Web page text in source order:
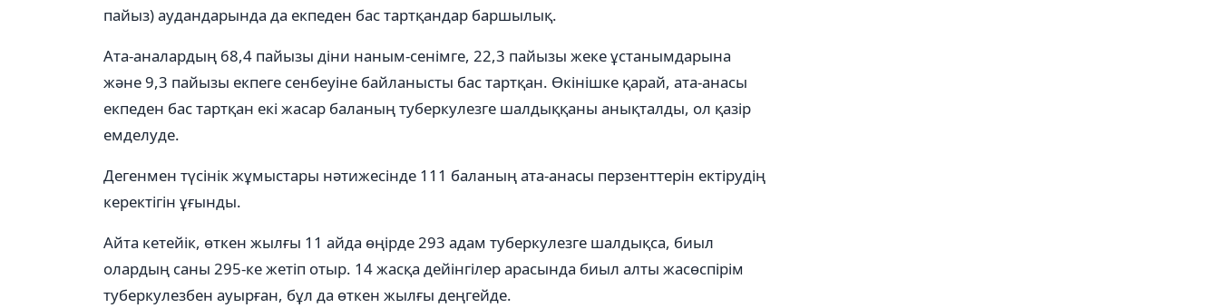
пайыз) аудандарында да екпеден бас тартқандар баршылық.
Ата-аналардың 68,4 пайызы діни наным-сенімге, 22,3 пайызы жеке ұстанымдарына
және 9,3 пайызы екпеге сенбеуіне байланысты бас тартқан. Өкінішке қарай, ата-анасы
екпеден бас тартқан екі жасар баланың туберкулезге шалдыққаны анықталды, ол қазір
емделуде.
Дегенмен түсінік жұмыстары нәтижесінде 111 баланың ата-анасы перзенттерін ектірудің
керектігін ұғынды.
Айта кетейік, өткен жылғы 11 айда өңірде 293 адам туберкулезге шалдықса, биыл
олардың саны 295-ке жетіп отыр. 14 жасқа дейінгілер арасында биыл алты жасөспірім
туберкулезбен ауырған, бұл да өткен жылғы деңгейде.